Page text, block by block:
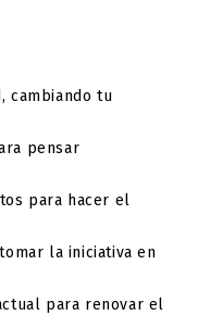
cambiando tu
pensar
para hacer el
la iniciativa en
para renovar el